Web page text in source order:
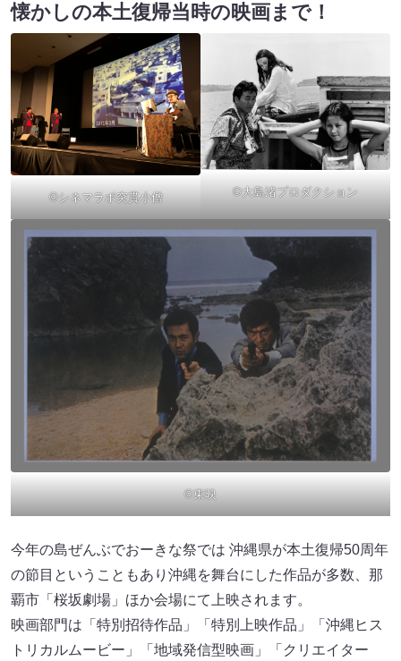
懐かしの本土復帰当時の映画まで！
©シネマラボ突貫小僧 ©大島渚プロダクション
©東映
今年の島ぜんぶでおーきな祭では 沖縄県が本土復帰50周年
の節目ということもあり沖縄を舞台にした作品が多数、那
覇市「桜坂劇場」ほか会場にて上映されます。
映画部門は「特別招待作品」「特別上映作品」「沖縄ヒス
トリカルムービー」「地域発信型映画」「クリエイター